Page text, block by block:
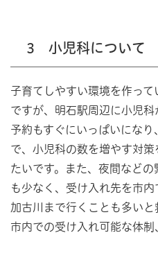
3 小児科について
子育てしやすい環境を作っ
ですが、明石駅周辺に小児
予約もすぐにいっぱいにな
で、小児科の数を増やす対
たいです。また、夜間など
も少なく、受け入れ先を市内
加古川まで行くことも多いと
市内での受け入れ可能な体制